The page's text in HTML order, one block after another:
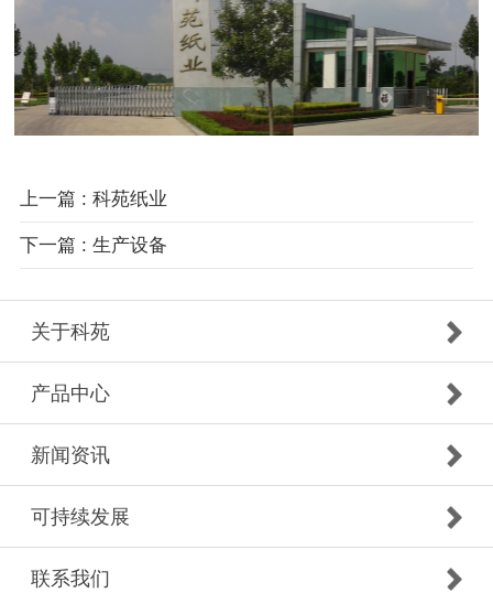
上一篇 : 科苑纸业
下一篇 : 生产设备
关于科苑
产品中心
新闻资讯
可持续发展
联系我们